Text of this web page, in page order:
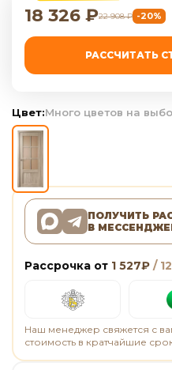
18 326 ₽22 908₽ -20%
РАССЧИТАТЬ
Цвет:Много цветов на
ПОЛУЧИТЬ
В
Рассрочка от 1 527₽ /
Наш менеджер свяжется с
стоимость в кратчайшие